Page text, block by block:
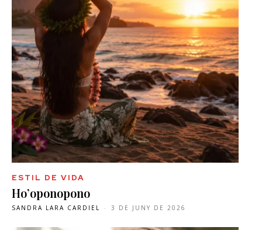
ESTIL DE VIDA
Ho’oponopono
SANDRA LARA CARDIEL - 3 DE JUNY DE 2026